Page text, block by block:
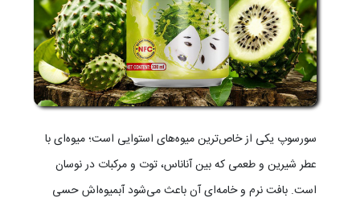
سورسوپ یکی از خاص‌ترین میوه‌های استوایی است؛ میوه‌ای با
عطر شیرین و طعمی که بین آناناس، توت و مرکبات در نوسان
است. بافت نرم و خامه‌ای آن باعث می‌شود آبمیوه‌اش حسی